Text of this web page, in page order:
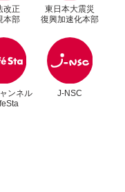
改正
本部
東日本大震災
復興加速化本部
ンネル
J-NSC
ク